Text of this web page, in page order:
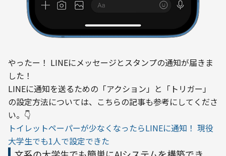
やったー！ LINEにメッセージとスタンプの通知が届きま
した！
LINEに通知を送るための「アクション」と「トリガー」
の設定方法については、こちらの記事も参考にしてくださ
い。👇
トイレットペーパーが少なくなったらLINEに通知！ 現役
大学生でも1人で設定できた